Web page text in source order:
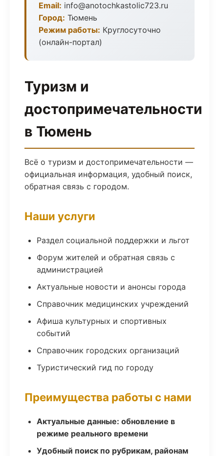
Email: info@anotochkastolic723.ru
Город: Тюмень
Режим работы: Круглосуточно
(онлайн-портал)
Туризм и
достопримечательности
в Тюмень
Всё о туризм и достопримечательности —
официальная информация, удобный поиск,
обратная связь с городом.
Наши услуги
Раздел социальной поддержки и льгот
Форум жителей и обратная связь с
администрацией
Актуальные новости и анонсы города
Справочник медицинских учреждений
Афиша культурных и спортивных
событий
Справочник городских организаций
Туристический гид по городу
Преимущества работы с нами
Актуальные данные: обновление в
режиме реального времени
Удобный поиск по рубрикам, районам